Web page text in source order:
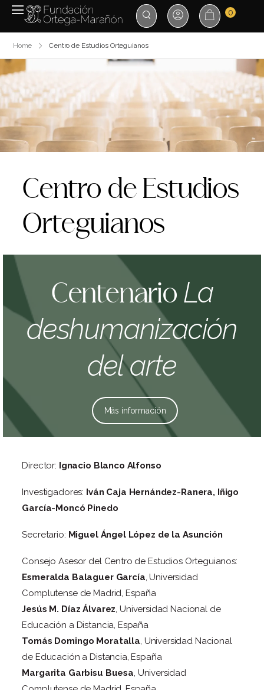
0
Home Centro de Estudios Orteguianos
Centro de Estudios
Orteguianos
Centenario La
deshumanización
del arte
Más información
Director: Ignacio Blanco Alfonso
Investigadores: Iván Caja Hernández-Ranera, Iñigo
García-Moncó Pinedo
Secretario: Miguel Ángel López de la Asunción
Consejo Asesor del Centro de Estudios Orteguianos:
Esmeralda Balaguer García, Universidad
Complutense de Madrid, España
Jesús M. Díaz Álvarez, Universidad Nacional de
Educación a Distancia, España
Tomás Domingo Moratalla, Universidad Nacional
de Educación a Distancia, España
Margarita Garbisu Buesa, Universidad